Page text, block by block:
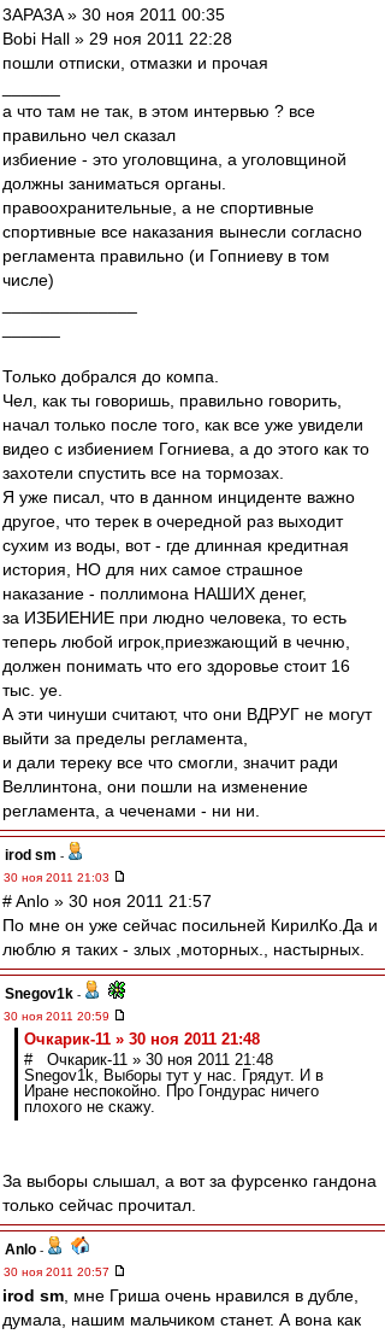
3APA3A » 30 ноя 2011 00:35
Bobi Hall » 29 ноя 2011 22:28
пошли отписки, отмазки и прочая
а что там не так, в этом интервью ? все
правильно чел сказал
избиение - это уголовщина, а уголовщиной
должны заниматься органы.
правоохранительные, а не спортивные
спортивные все наказания вынесли согласно
регламента правильно (и Гопниеву в том
числе)
Только добрался до компа.
Чел, как ты говоришь, правильно говорить,
начал только после того, как все уже увидели
видео с избиением Гогниева, а до этого как то
захотели спустить все на тормозах.
Я уже писал, что в данном инциденте важно
другое, что терек в очередной раз выходит
сухим из воды, вот - где длинная кредитная
история, НО для них самое страшное
наказание - поллимона НАШИХ денег,
за ИЗБИЕНИЕ при людно человека, то есть
теперь любой игрок,приезжающий в чечню,
должен понимать что его здоровье стоит 16
тыс. уе.
А эти чинуши считают, что они ВДРУГ не могут
выйти за пределы регламента,
и дали тереку все что смогли, значит ради
Веллинтона, они пошли на изменение
регламента, а чеченами - ни ни.
irod sm -
30 ноя 2011 21:03
# Anlo » 30 ноя 2011 21:57
По мне он уже сейчас посильней КирилКо.Да и
люблю я таких - злых ,моторных., настырных.
Snegov1k -
30 ноя 2011 20:59
Очкарик-11 » 30 ноя 2011 21:48
# Очкарик-11 » 30 ноя 2011 21:48
Snegov1k, Выборы тут у нас. Грядут. И в
Иране неспокойно. Про Гондурас ничего
плохого не скажу.
За выборы слышал, а вот за фурсенко гандона
только сейчас прочитал.
Anlo -
30 ноя 2011 20:57
irod sm , мне Гриша очень нравился в дубле,
думала, нашим мальчиком станет. А вона как